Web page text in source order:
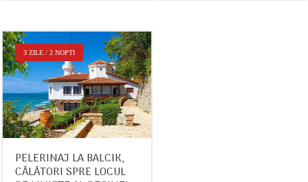
3 ZILE / 2 NOPTI
PELERINAJ LA BALCIK,
CĂLĂTORI SPRE LOCUL